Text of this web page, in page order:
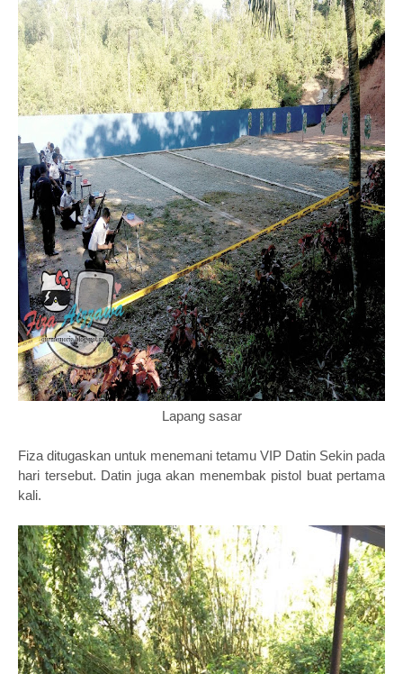
Lapang sasar
Fiza ditugaskan untuk menemani tetamu VIP Datin Sekin pada
hari tersebut. Datin juga akan menembak pistol buat pertama
kali.